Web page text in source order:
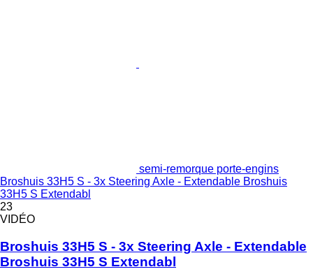
semi-remorque porte-engins
Broshuis 33H5 S - 3x Steering Axle - Extendable Broshuis
33H5 S Extendabl
23
VIDÉO
Broshuis 33H5 S - 3x Steering Axle - Extendable
Broshuis 33H5 S Extendabl